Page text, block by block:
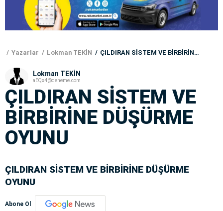
Yazarlar Lokman TEKİN ÇILDIRAN SİSTEM VE BİRBİRİNE DÜŞÜRME OYUNU
Lokman TEKİN
aEQx4@deneme.com
ÇILDIRAN SİSTEM VE
BİRBİRİNE DÜŞÜRME
OYUNU
ÇILDIRAN SİSTEM VE BİRBİRİNE DÜŞÜRME
OYUNU
Abone Ol